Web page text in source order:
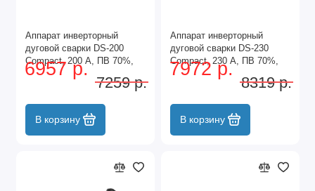
Аппарат инверторный
дуговой сварки DS-200
Compact, 200 А, ПВ 70%,
диаметр электрода 1.6-5
6957 р.
7259 р.
В корзину
Аппарат инверторный
дуговой сварки DS-230
Compact, 230 А, ПВ 70%,
диаметр электрода 1.6-5
7972 р.
8319 р.
В корзину